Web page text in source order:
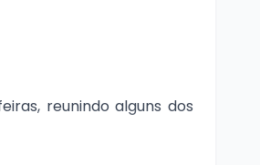
reunindo alguns dos